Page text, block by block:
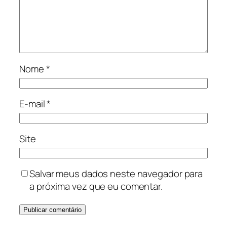
Nome*
E-mail*
Site
Salvar meus dados neste navegador para
a próxima vez que eu comentar.